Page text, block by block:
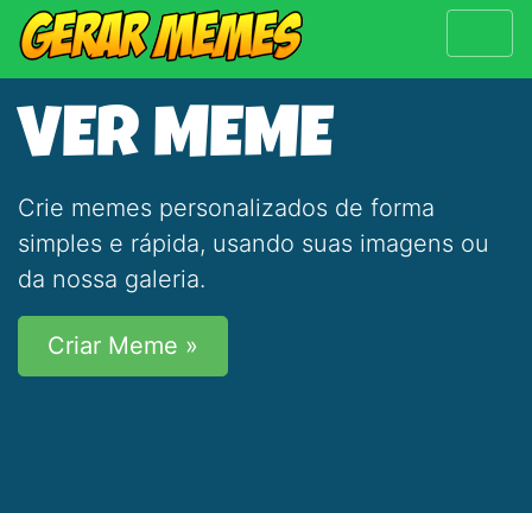
VER MEME
Crie memes personalizados de forma
simples e rápida, usando suas imagens ou
da nossa galeria.
Criar Meme »